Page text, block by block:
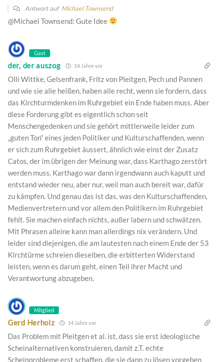
Antwort auf Michael Townsend
@Michael Townsend: Gute Idee
Gast
der, der auszog 14 Jahre vor
Olli Wittke, Gelsenfrank, Fritz von Pleitgen, Pech und Pannen
und wie sie alle heißen, haben alle recht, wenn sie fordern, dass
das Kirchturmdenken im Ruhrgebiet ein Ende haben muss. Aber
diese Forderung gibt es eigentlich schon seit
Menschengedenken und sie gehört mittlerweile leider zum
„guten Ton“ eines jeden Politiker und Kulturschaffenden, wenn
er sich zum Ruhrgebiet äussert, ähnlich wie einst der Zusatz
Catos, der im übrigen der Meinung war, dass Karthago zerstört
werden muss. Karthago war dann irgendwann auch kaputt und
entstand wieder neu, aber nur, weil man auch bereit war, dafür
zu kämpfen. Und genau das ist das, was den Kulturschaffenden,
Medienvertretern und vor allem den Politikern im Ruhrgebiet
fehlt. Sie machen einfach nichts, außer labern und schwätzen.
Mit Phrasen alleine kann man allerdings nix verändern. Und
leider sind diejenigen, die am lautesten nach einem Ende der 53
Kirchtürme schreien dieselben, die erbitterten Widerstand
leisten, wenn es darum geht, einen Teil ihrer Macht und
Verantwortung abzugeben.
Mitglied
Gerd Herholz 14 Jahre vor
Das Problem mit Pleitgen et al. ist, dass sie erst ideologische
Scheinalternativen konstruieren, damit z.T. echte
Scheinprobleme erst schaffen, die sie dann zu lösen vorgeben